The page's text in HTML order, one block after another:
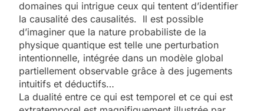
domaines qui intrigue ceux qui tentent d’identifier
la causalité des causalités. Il est possible
d’imaginer que la nature probabiliste de la
physique quantique est telle une perturbation
intentionnelle, intégrée dans un modèle global
partiellement observable grâce à des jugements
intuitifs et déductifs…
La dualité entre ce qui est temporel et ce qui est